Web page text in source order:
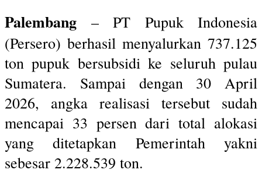
Palembang – PT Pupuk Indonesia
(Persero) berhasil menyalurkan 737.125
ton pupuk bersubsidi ke seluruh pulau
Sumatera. Sampai dengan 30 April
2026, angka realisasi tersebut sudah
mencapai 33 persen dari total alokasi
yang ditetapkan Pemerintah yakni
sebesar 2.228.539 ton.